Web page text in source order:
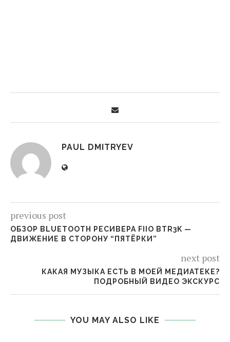
PAUL DMITRYEV
previous post
ОБЗОР BLUETOOTH РЕСИВЕРА FIIO BTR3K —
ДВИЖЕНИЕ В СТОРОНУ “ПЯТЁРКИ”
next post
КАКАЯ МУЗЫКА ЕСТЬ В МОЕЙ МЕДИАТЕКЕ?
ПОДРОБНЫЙ ВИДЕО ЭКСКУРС
YOU MAY ALSO LIKE